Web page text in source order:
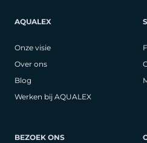
AQUALEX
Onze visie
Over ons
Blog
Werken bij AQUALEX
BEZOEK ONS